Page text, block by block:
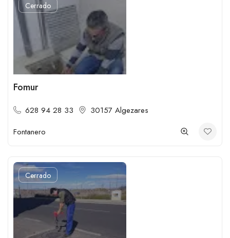
Cerrado
Fomur
628 94 28 33
30157 Algezares
Fontanero
Cerrado